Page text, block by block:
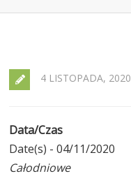
4 LISTOPADA, 2020
Data/Czas
Date(s) - 04/11/2020
Całodniowe